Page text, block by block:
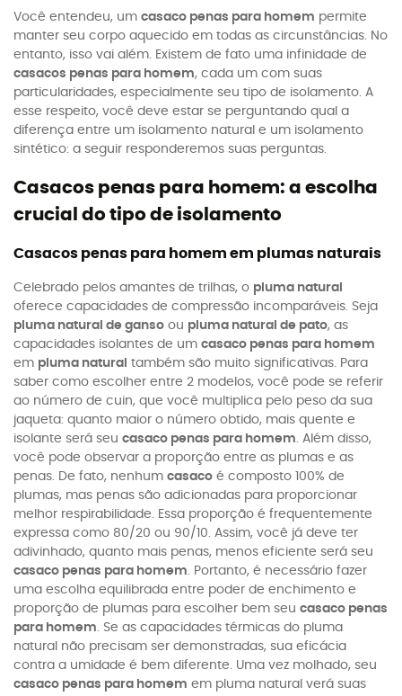
Você entendeu, um casaco penas para homem permite
manter seu corpo aquecido em todas as circunstâncias. No
entanto, isso vai além. Existem de fato uma infinidade de
casacos penas para homem, cada um com suas
particularidades, especialmente seu tipo de isolamento. A
esse respeito, você deve estar se perguntando qual a
diferença entre um isolamento natural e um isolamento
sintético: a seguir responderemos suas perguntas.
Casacos penas para homem: a escolha
crucial do tipo de isolamento
Casacos penas para homem em plumas naturais
Celebrado pelos amantes de trilhas, o pluma natural
oferece capacidades de compressão incomparáveis. Seja
pluma natural de ganso ou pluma natural de pato, as
capacidades isolantes de um casaco penas para homem
em pluma natural também são muito significativas. Para
saber como escolher entre 2 modelos, você pode se referir
ao número de cuin, que você multiplica pelo peso da sua
jaqueta: quanto maior o número obtido, mais quente e
isolante será seu casaco penas para homem. Além disso,
você pode observar a proporção entre as plumas e as
penas. De fato, nenhum casaco é composto 100% de
plumas, mas penas são adicionadas para proporcionar
melhor respirabilidade. Essa proporção é frequentemente
expressa como 80/20 ou 90/10. Assim, você já deve ter
adivinhado, quanto mais penas, menos eficiente será seu
casaco penas para homem. Portanto, é necessário fazer
uma escolha equilibrada entre poder de enchimento e
proporção de plumas para escolher bem seu casaco penas
para homem. Se as capacidades térmicas do pluma
natural não precisam ser demonstradas, sua eficácia
contra a umidade é bem diferente. Uma vez molhado, seu
casaco penas para homem em pluma natural verá suas